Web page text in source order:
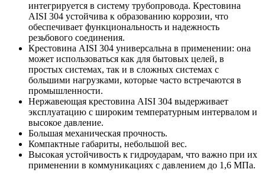
интегрируется в систему трубопровода. Крестовина
AISI 304 устойчива к образованию коррозии, что
обеспечивает функциональность и надежность
резьбового соединения.
Крестовина AISI 304 универсальна в применении: она
может использоваться как для бытовых целей, в
простых системах, так и в сложных системах с
большими нагрузками, которые часто встречаются в
промышленности.
Нержавеющая крестовина AISI 304 выдерживает
эксплуатацию с широким температурным интервалом и
высокое давление.
Большая механическая прочность.
Компактные габариты, небольшой вес.
Высокая устойчивость к гидроударам, что важно при их
применении в коммуникациях с давлением до 1,6 МПа.